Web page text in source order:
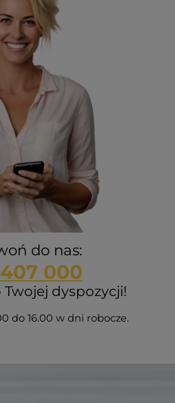
do nas:
000
dyspozycji!
do 16.00 w dni robocze.